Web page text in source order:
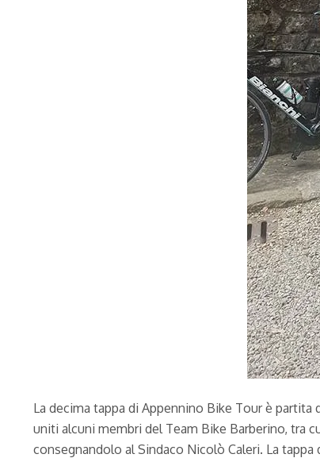
La decima tappa di Appennino Bike Tour è
uniti alcuni membri del Team Bike Barberino, tra
consegnandolo al Sindaco Nicolò Caleri. La